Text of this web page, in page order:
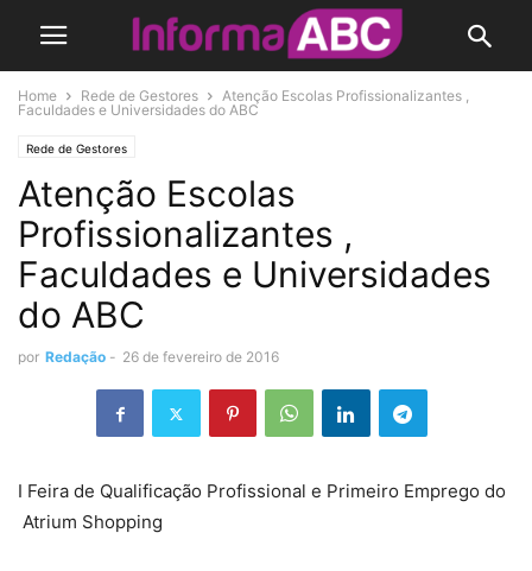
Home Rede de Gestores
Atenção Escolas Profissionalizantes ,
Faculdades e Universidades do ABC
Rede de Gestores
Atenção Escolas
Profissionalizantes ,
Faculdades e Universidades
do ABC
por Redação - 26 de fevereiro de 2016
I Feira de Qualificação Profissional e Primeiro Emprego do
Atrium Shopping